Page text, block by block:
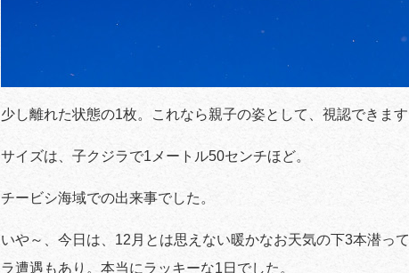
少し離れた状態の1枚。これなら親子の姿として、視認できます
サイズは、子クジラで1メートル50センチほど。
チービシ海域での出来事でした。
いや～、今日は、12月とは思えない暖かなお天気の下3本潜っ
ラ遭遇もあり。本当にラッキーな1日でした。